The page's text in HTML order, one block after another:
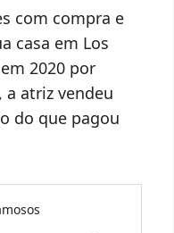
com compra e
casa em Los
2020 por
a atriz vendeu
do que pagou